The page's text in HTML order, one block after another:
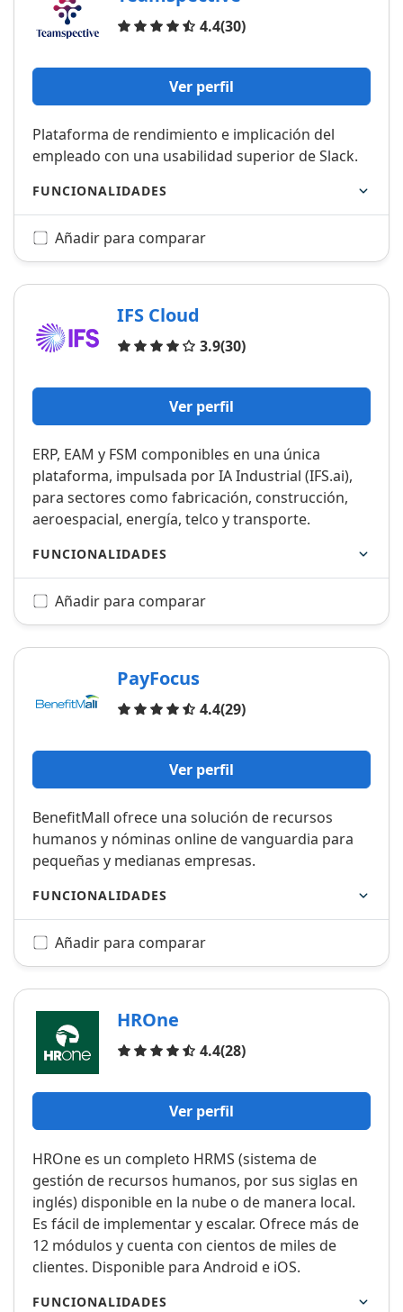
4.4(30)
Opiniones
Ver perfil
Plataforma de rendimiento e implicación del
empleado con una usabilidad superior de Slack.
FUNCIONALIDADES
Añadir para comparar
IFS Cloud
3.9(30)
Opiniones
Ver perfil
ERP, EAM y FSM componibles en una única
plataforma, impulsada por IA Industrial (IFS.ai),
para sectores como fabricación, construcción,
aeroespacial, energía, telco y transporte.
FUNCIONALIDADES
Añadir para comparar
PayFocus
4.4(29)
Opiniones
Ver perfil
BenefitMall ofrece una solución de recursos
humanos y nóminas online de vanguardia para
pequeñas y medianas empresas.
FUNCIONALIDADES
Añadir para comparar
HROne
4.4(28)
Opiniones
Ver perfil
HROne es un completo HRMS (sistema de
gestión de recursos humanos, por sus siglas en
inglés) disponible en la nube o de manera local.
Es fácil de implementar y escalar. Ofrece más de
12 módulos y cuenta con cientos de miles de
clientes. Disponible para Android e iOS.
FUNCIONALIDADES